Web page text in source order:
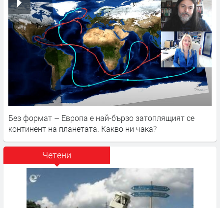
Без формат – Европа е най-бързо затоплящият се
континент на планетата. Какво ни чака?
Четени